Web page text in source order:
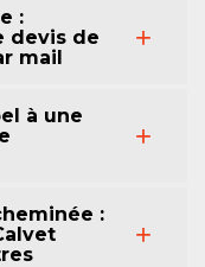
:
devis de
mail
à une
: